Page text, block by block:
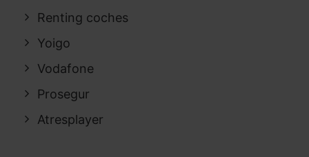
Renting coches
Yoigo
Vodafone
Prosegur
Atresplayer